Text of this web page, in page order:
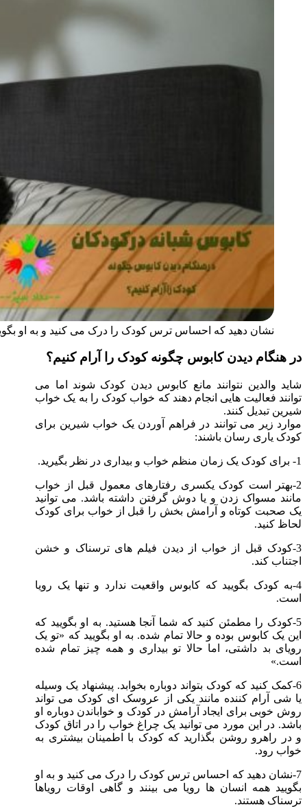
نشان دهید که احساس ترس کودک را درک می کنید و به او
در هنگام دیدن کابوس چگونه کودک را آرام کنیم؟
شاید والدین نتوانند مانع کابوس دیدن کودک شوند اما می
توانند فعالیت هایی انجام دهند که خواب کودک را به یک خواب
شیرین تبدیل کنند.
موارد زیر می توانند در فراهم آوردن یک خواب شیرین برای
کودک یاری رسان باشند:
1- برای کودک یک زمان منظم خواب و بیداری در نظر بگیرید.
2-بهتر است کودک یکسری رفتارهای معمول قبل از خواب
مانند مسواک زدن و یا دوش گرفتن داشته باشد. می توانید
یک صحبت کوتاه و آرامش بخش را قبل از خواب برای کودک
لحاظ کنید.
3-کودک قبل از خواب از دیدن فیلم های ترسناک و خشن
اجتناب کند.
4-به کودک بگویید که کابوس واقعیت ندارد و تنها یک رویا
است.
5-کودک را مطمئن کنید که شما آنجا هستید. به او بگویید که
این یک کابوس بوده و حالا تمام شده. به او بگویید که «تو یک
رویای بد داشتی، اما حالا تو بیداری و همه چیز تمام شده
است.»
6-کمک کنید که کودک بتواند دوباره بخوابد. پیشنهاد یک وسیله
یا شی آرام کننده مانند یکی از عروسک ای کودک می تواند
روش خوبی برای ایجاد آرامش در کودک و خواباندن دوباره او
باشد. در این مورد می توانید یک چراغ خواب را در اتاق کودک
و در راهرو روشن بگذارید که کودک با اطمینان بیشتری به
خواب رود.
7-نشان دهید که احساس ترس کودک را درک می کنید و به او
بگویید همه انسان ها رویا می بینند و گاهی اوقات رویاها
ترسناک هستند.